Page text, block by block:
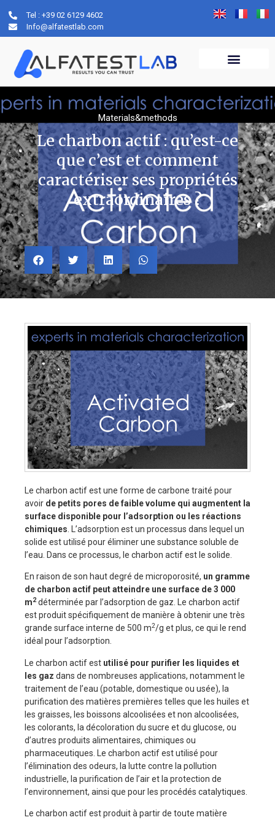
Tel : +39 02 6129 4602
Info@alfatestlab.com
Materials&methods
Le charbon actif : qu’est-ce
que c’est et comment
caractériser ses propriétés
extraordinaires ?
Le charbon actif est une forme de carbone traité pour
avoir de petits pores de faible volume qui augmentent la
surface disponible pour l’adsorption ou les réactions
chimiques . L’adsorption est un processus dans lequel un
solide est utilisé pour éliminer une substance soluble de
l’eau. Dans ce processus, le charbon actif est le solide.
En raison de son haut degré de microporosité, un gramme
de charbon actif peut atteindre une surface de 3 000
m2déterminée par l’adsorption de gaz. Le charbon actif
est produit spécifiquement de manière à obtenir une très
grande surface interne de 500 m2/g et plus, ce qui le rend
idéal pour l’adsorption.
Le charbon actif est utilisé pour purifier les liquides et
les gaz dans de nombreuses applications, notamment le
traitement de l’eau (potable, domestique ou usée), la
purification des matières premières telles que les huiles et
les graisses, les boissons alcoolisées et non alcoolisées,
les colorants, la décoloration du sucre et du glucose, ou
d’autres produits alimentaires, chimiques ou
pharmaceutiques. Le charbon actif est utilisé pour
l’élimination des odeurs, la lutte contre la pollution
industrielle, la purification de l’air et la protection de
l’environnement, ainsi que pour les procédés catalytiques.
Le charbon actif est produit à partir de toute matière